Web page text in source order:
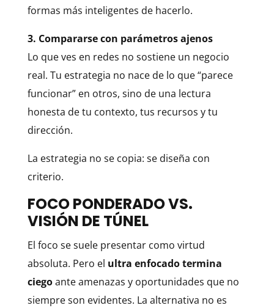
formas más inteligentes de hacerlo.
3. Compararse con parámetros ajenos
Lo que ves en redes no sostiene un negocio
real. Tu estrategia no nace de lo que “parece
funcionar” en otros, sino de una lectura
honesta de tu contexto, tus recursos y tu
dirección.
La estrategia no se copia: se diseña con
criterio.
FOCO PONDERADO VS.
VISIÓN DE TÚNEL
El foco se suele presentar como virtud
absoluta. Pero el ultra enfocado termina
ciegoante amenazas y oportunidades que no
siempre son evidentes. La alternativa no es